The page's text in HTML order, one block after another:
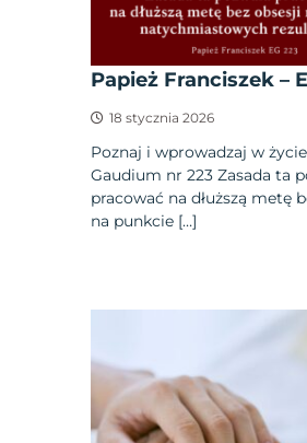
Papież Franciszek –
18 stycznia 2026
Poznaj i wprowadzaj w
Gaudium nr 223 Zasada ta
pracować na dłuższą metę
na punkcie […]